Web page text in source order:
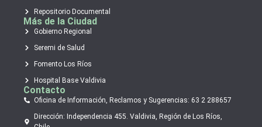
Repositorio Documental
Más de la Ciudad
Gobierno Regional
Seremi de Salud
Fomento Los Ríos
Hospital Base Valdivia
Contacto
Oficina de Información, Reclamos y Sugerencias: 63 2 288657
Dirección: Independencia 455. Valdivia, Región de Los Ríos,